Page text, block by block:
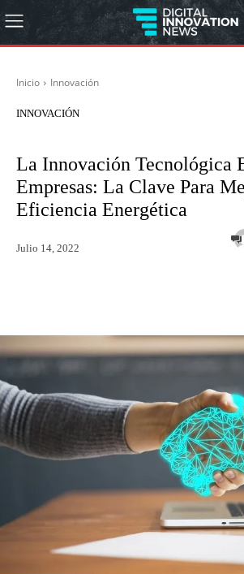
Inicio Innovación
INNOVACIÓN
La Innovación Tecnológica
Empresas: La Clave Para
Eficiencia Energética
Julio 14, 2022